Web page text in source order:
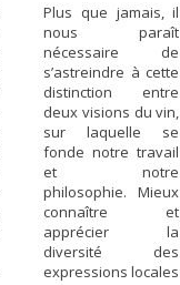
Plus que jamais, il
nous paraît
nécessaire de
s’astreindre à cette
distinction entre
deux visions du vin,
sur laquelle se
fonde notre travail
et notre
philosophie. Mieux
connaître et
apprécier la
diversité des
expressions locales